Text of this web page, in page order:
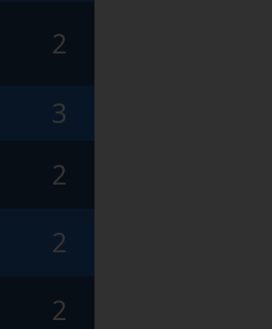
2
3
2
2
2